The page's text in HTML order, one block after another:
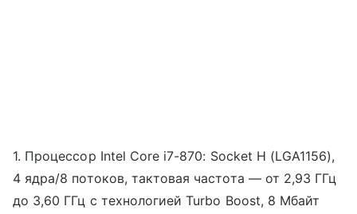
1. Процессор Intel Core i7-870: Socket H (LGA1156),
4 ядра/8 потоков, тактовая частота — от 2,93 ГГц
до 3,60 ГГц с технологией Turbo Boost, 8 Мбайт